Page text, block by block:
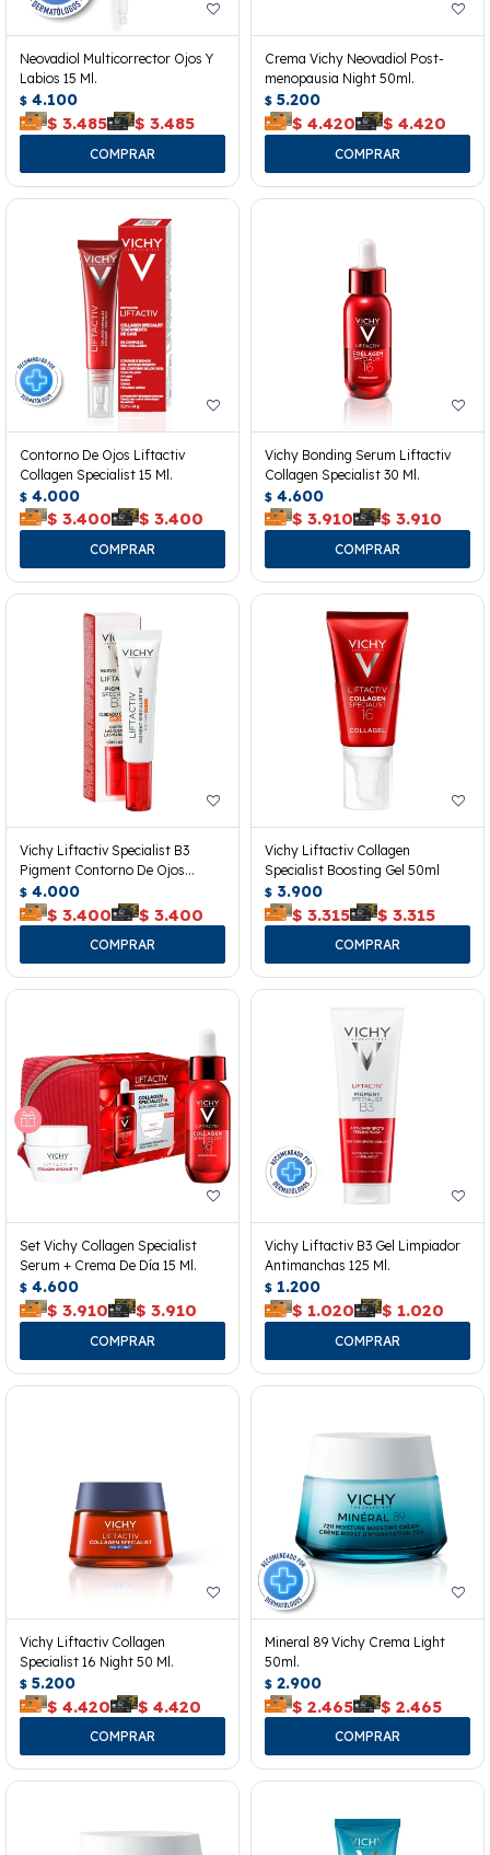
Neovadiol Multicorrector Ojos Y
Labios 15 Ml.
$ 4.100
$ 3.485 $ 3.485
Crema Vichy Neovadiol Post-
menopausia Night 50ml.
$ 5.200
$ 4.420 $ 4.420
Contorno De Ojos Liftactiv
Collagen Specialist 15 Ml.
$ 4.000
$ 3.400 $ 3.400
Vichy Bonding Serum Liftactiv
Collagen Specialist 30 Ml.
$ 4.600
$ 3.910 $ 3.910
Vichy Liftactiv Specialist B3
Pigment Contorno De Ojos
Spf50+
$ 4.000
$ 3.400 $ 3.400
Vichy Liftactiv Collagen
Specialist Boosting Gel 50ml
$ 3.900
$ 3.315 $ 3.315
Set Vichy Collagen Specialist
Serum + Crema De Día 15 Ml.
$ 4.600
$ 3.910 $ 3.910
Vichy Liftactiv B3 Gel Limpiador
Antimanchas 125 Ml.
$ 1.200
$ 1.020 $ 1.020
Vichy Liftactiv Collagen
Specialist 16 Night 50 Ml.
$ 5.200
$ 4.420 $ 4.420
Mineral 89 Vichy Crema Light
50ml.
$ 2.900
$ 2.465 $ 2.465